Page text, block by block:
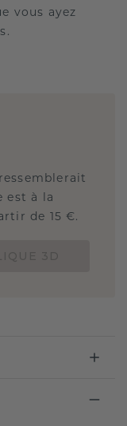
vous ayez
est à la
de 15 €.